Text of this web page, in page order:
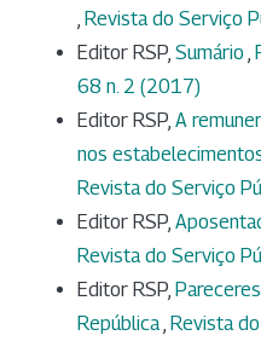
, Revista do Serviço
Editor RSP, Sumário ,
68 n. 2 (2017)
Editor RSP, A
nos
Revista do Serviço
Editor RSP,
Revista do Serviço
Editor RSP,
República, Revista